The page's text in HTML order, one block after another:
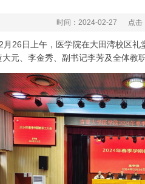
时间：2024-02-27 点击
26日上午，医学院在大田湾校区
元、李金秀、副书记李芳及全体教